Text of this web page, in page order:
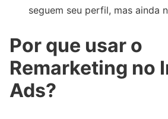
seguem seu perfil, mas ainda
Por que usar o
Remarketing no
Ads?